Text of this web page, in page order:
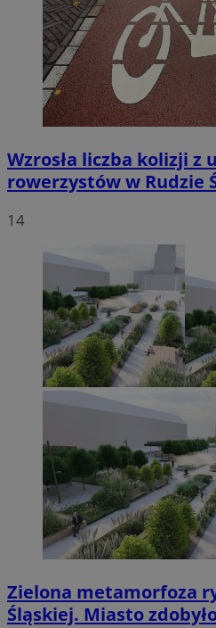
Wzrosła liczba kolizji z
rowerzystów w Rudzie
14
Zielona metamorfoza
Śląskiej. Miasto